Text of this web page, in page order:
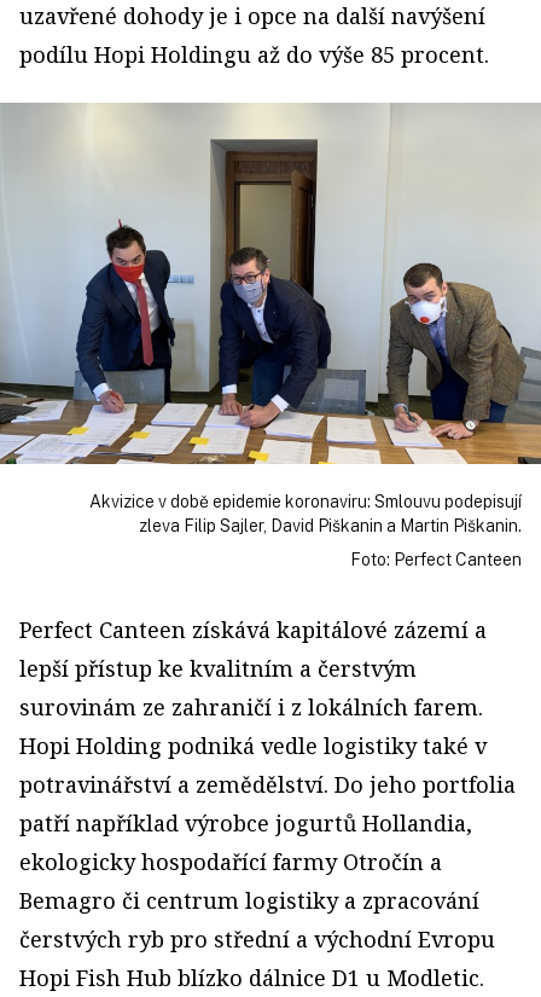
uzavřené dohody je i opce na další navýšení
podílu Hopi Holdingu až do výše 85 procent.
Akvizice v době epidemie koronaviru: Smlouvu podepisují
zleva Filip Sajler, David Piškanin a Martin Piškanin.
Foto: Perfect Canteen
Perfect Canteen získává kapitálové zázemí a
lepší přístup ke kvalitním a čerstvým
surovinám ze zahraničí i z lokálních farem.
Hopi Holding podniká vedle logistiky také v
potravinářství a zemědělství. Do jeho portfolia
patří například výrobce jogurtů Hollandia,
ekologicky hospodařící farmy Otročín a
Bemagro či centrum logistiky a zpracování
čerstvých ryb pro střední a východní Evropu
Hopi Fish Hub blízko dálnice D1 u Modletic.